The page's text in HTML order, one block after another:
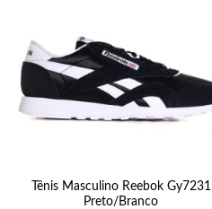
Tênis Masculino Reebok Gy7231
Preto/Branco